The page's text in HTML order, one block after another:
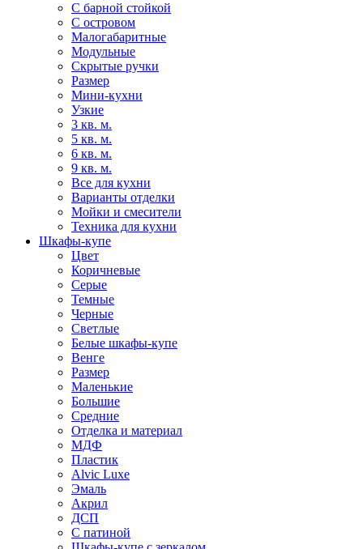
С барной стойкой
С островом
Малогабаритные
Модульные
Скрытые ручки
Размер
Мини-кухни
Узкие
3 кв. м.
5 кв. м.
6 кв. м.
9 кв. м.
Все для кухни
Варианты отделки
Мойки и смесители
Техника для кухни
Шкафы-купе
Цвет
Коричневые
Серые
Темные
Черные
Светлые
Белые шкафы-купе
Венге
Размер
Маленькие
Большие
Средние
Отделка и материал
МДФ
Пластик
Alvic Luxe
Эмаль
Акрил
ДСП
С патиной